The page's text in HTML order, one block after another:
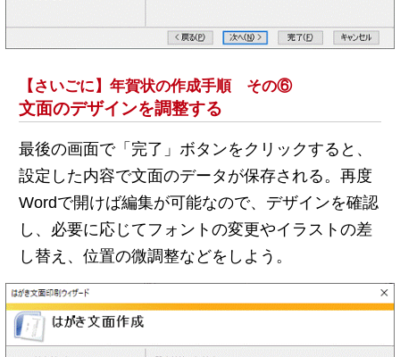
【さいごに】年賀状の作成手順 その⑥
文面のデザインを調整する
最後の画面で「完了」ボタンをクリックすると、
設定した内容で文面のデータが保存される。再度
Wordで開けば編集が可能なので、デザインを確認
し、必要に応じてフォントの変更やイラストの差
し替え、位置の微調整などをしよう。